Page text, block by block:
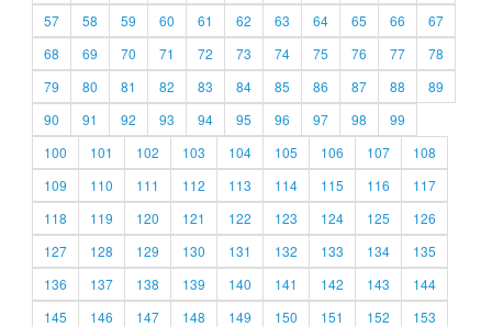
57
58 59 60 61 62 63 64 65 66
67
68
69 70 71 72 73 74 75 76 77
78
79
80 81 82 83 84 85 86 87 88
89
90
91 92 93 94 95 96 97 98
99
100
101 102 103 104 105 106 107
108
109
110 111 112 113 114 115 116
117
118
119 120 121 122 123 124 125
126
127
128 129 130 131 132 133 134
135
136
137 138 139 140 141 142 143
144
145
146 147 148 149 150 151 152
153